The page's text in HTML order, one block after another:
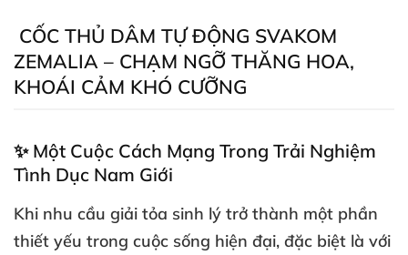
CỐC THỦ DÂM TỰ ĐỘNG SVAKOM
ZEMALIA – CHẠM NGỠ THĂNG HOA,
KHOÁI CẢM KHÓ CƯỠNG
✨ Một Cuộc Cách Mạng Trong Trải Nghiệm
Tình Dục Nam Giới
Khi nhu cầu giải tỏa sinh lý trở thành một phần
thiết yếu trong cuộc sống hiện đại, đặc biệt là với